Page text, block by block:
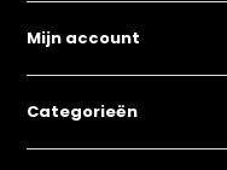
Mijn account
Categorieën